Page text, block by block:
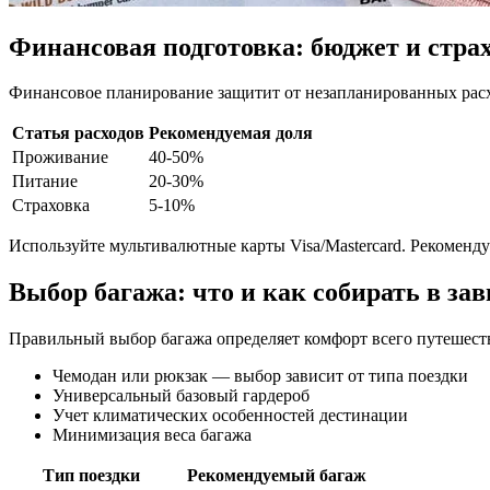
Финансовая подготовка: бюджет и
Финансовое планирование защитит от незапланированных
Статья расходов Рекомендуемая доля
Проживание
40-50%
Питание
20-30%
Страховка
5-10%
Используйте мультивалютные карты Visa/Mastercard.
Выбор багажа: что и как собирать в
Правильный выбор багажа определяет комфорт всего
Чемодан или рюкзак — выбор зависит от типа поездки
Универсальный базовый гардероб
Учет климатических особенностей дестинации
Минимизация веса багажа
Тип поездки Рекомендуемый багаж